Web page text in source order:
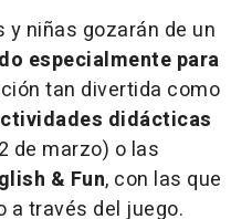
y niñas gozarán de un
especialmente para
tan divertida como
didácticas
de marzo) o las
& Fun, con las que
a través del juego.